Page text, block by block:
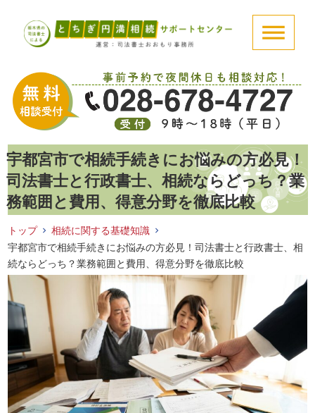
宇都宮市で相続手続きにお悩みの方必見！
司法書士と行政書士、相続ならどっち？業
務範囲と費用、得意分野を徹底比較
トップ
相続に関する基礎知識
宇都宮市で相続手続きにお悩みの方必見！司法書士と行政書士、相
続ならどっち？業務範囲と費用、得意分野を徹底比較